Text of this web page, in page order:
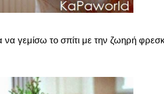
να γεμίσω το σπίτι με την ζωηρή